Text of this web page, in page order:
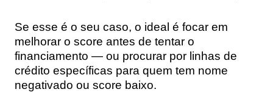
Se esse é o seu caso, o ideal é focar em
melhorar o score antes de tentar o
financiamento — ou procurar por linhas de
crédito específicas para quem tem nome
negativado ou score baixo.